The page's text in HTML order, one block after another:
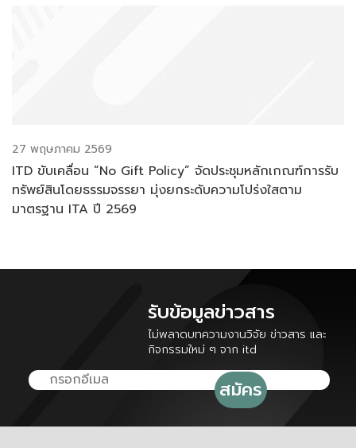
27 พฤษภาคม 2569
ITD ขับเคลื่อน “No Gift Policy” จัดประชุมหลักเกณฑ์การรับ
ทรัพย์สินโดยธรรมจรรยา มุ่งยกระดับความโปร่งใสตาม
มาตรฐาน ITA ปี 2569
รับข้อมูลข่าวสาร
ไม่พลาดบทความงานวิจัย ข่าวสาร และ
กิจกรรมใหม่ ๆ จาก itd